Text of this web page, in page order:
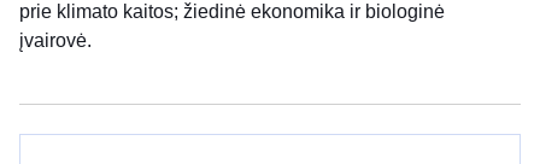
prie klimato kaitos; žiedinė ekonomika ir biologinė
įvairovė.